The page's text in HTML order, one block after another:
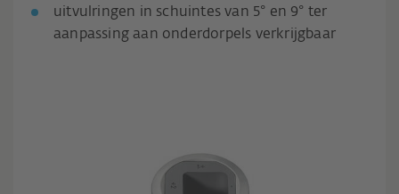
uitvulringen in schuintes van 5° en 9° ter
aanpassing aan onderdorpels verkrijgbaar